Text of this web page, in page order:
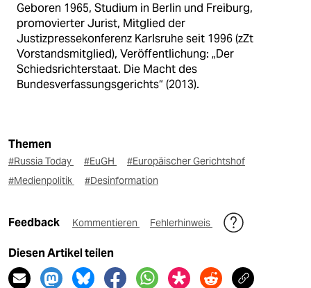
Geboren 1965, Studium in Berlin und Freiburg,
promovierter Jurist, Mitglied der
Justizpressekonferenz Karlsruhe seit 1996 (zZt
Vorstandsmitglied), Veröffentlichung: „Der
Schiedsrichterstaat. Die Macht des
Bundesverfassungsgerichts“ (2013).
Themen
#Russia Today #EuGH
#Europäischer Gerichtshof
#Medienpolitik
#Desinformation
Feedback Kommentieren Fehlerhinweis
Diesen Artikel teilen